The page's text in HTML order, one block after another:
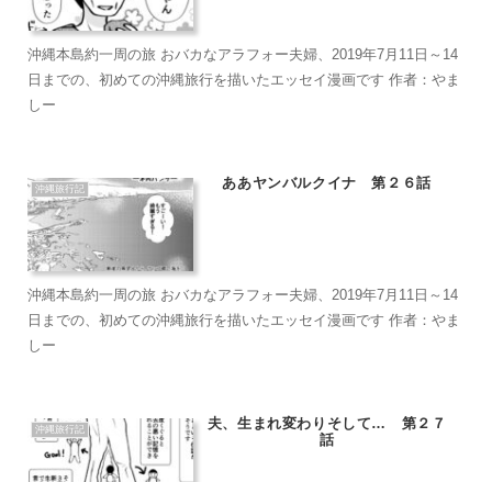
沖縄本島約一周の旅 おバカなアラフォー夫婦、2019年7月11日～14
日までの、初めての沖縄旅行を描いたエッセイ漫画です 作者：やま
しー
沖縄旅行記 ああヤンバルクイナ 第２６話
沖縄本島約一周の旅 おバカなアラフォー夫婦、2019年7月11日～14
日までの、初めての沖縄旅行を描いたエッセイ漫画です 作者：やま
しー
沖縄旅行記
夫、生まれ変わりそして… 第２７
話